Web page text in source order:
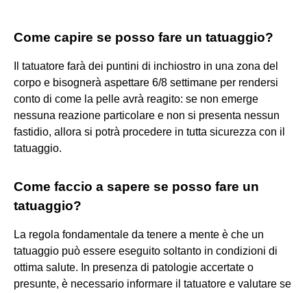
Come capire se posso fare un tatuaggio?
Il tatuatore farà dei puntini di inchiostro in una zona del
corpo e bisognerà aspettare 6/8 settimane per rendersi
conto di come la pelle avrà reagito: se non emerge
nessuna reazione particolare e non si presenta nessun
fastidio, allora si potrà procedere in tutta sicurezza con il
tatuaggio.
Come faccio a sapere se posso fare un
tatuaggio?
La regola fondamentale da tenere a mente è che un
tatuaggio può essere eseguito soltanto in condizioni di
ottima salute. In presenza di patologie accertate o
presunte, è necessario informare il tatuatore e valutare se